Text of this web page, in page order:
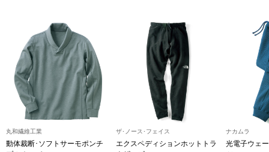
マフラー／ス
スカーフ／ス
丸和繊維工業
動体裁断･ソフトサーモポンチ
ザ･ノース･フェイス
エクスペディションホットトラ
ナカムラ
光電子ウェ